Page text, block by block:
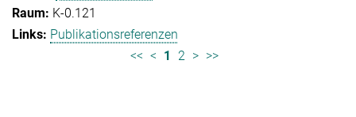
K-0.121
Publikationsreferenzen
<< < 1 2 > >>